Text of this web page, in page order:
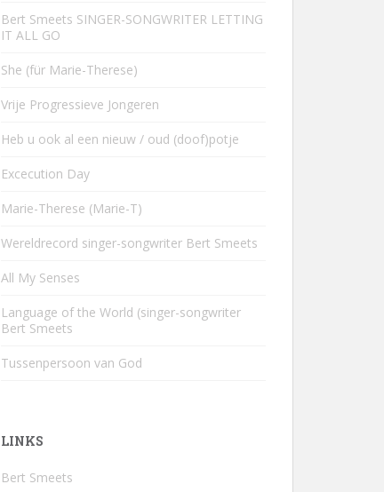
Bert Smeets SINGER-SONGWRITER LETTING
IT ALL GO
She (für Marie-Therese)
Vrije Progressieve Jongeren
Heb u ook al een nieuw / oud (doof)potje
Excecution Day
Marie-Therese (Marie-T)
Wereldrecord singer-songwriter Bert Smeets
All My Senses
Language of the World (singer-songwriter
Bert Smeets
Tussenpersoon van God
LINKS
Bert Smeets